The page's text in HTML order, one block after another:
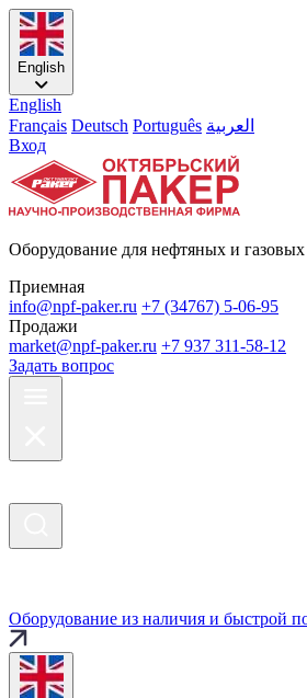
English
English
Français Deutsch Português العربية
Вход
Оборудование для нефтяных и
Приемная
info@npf-paker.ru +7 (34767) 5-06-95
Продажи
market@npf-paker.ru +7 937 311-58-12
Задать вопрос
Оборудование из наличия и быстрой